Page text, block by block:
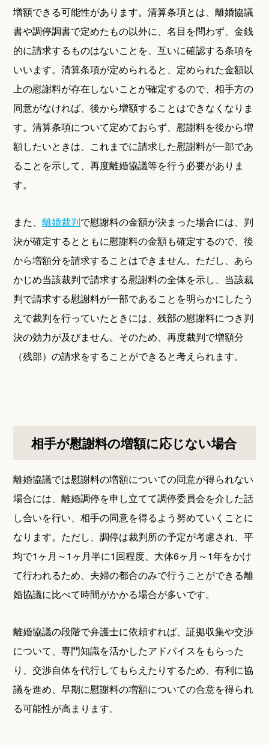
増額できる可能性があります。清算条項とは、離婚協議
書や調停調書で定めたもの以外に、名目を問わず、金銭
的に請求するものはないことを、互いに確認する条項を
いいます。清算条項が定められると、定められた金額以
上の慰謝料が存在しないことが確定するので、相手方の
同意がなければ、後から増額することはできなくなりま
す。清算条項について定めておらず、慰謝料を後から増
額したいときは、これまでに請求した慰謝料が一部であ
ることを示して、再度離婚協議等を行う必要がありま
す。
また、離婚裁判で慰謝料の金額が決まった場合には、判
決が確定するとともに慰謝料の金額も確定するので、後
から増額分を請求することはできません。ただし、あら
かじめ当該裁判で請求する慰謝料の全体を示し、当該裁
判で請求する慰謝料が一部であることを明らかにしたう
えで裁判を行っていたときには、残部の慰謝料につき判
決の効力が及びません。そのため、再度裁判で増額分
（残部）の請求をすることができると考えられます。
相手が慰謝料の増額に応じない場合
離婚協議では慰謝料の増額についての同意が得られない
場合には、離婚調停を申し立てて調停委員会を介した話
し合いを行い、相手の同意を得るよう努めていくことに
なります。ただし、調停は裁判所の予定が考慮され、平
均で1ヶ月～1ヶ月半に1回程度、大体6ヶ月～1年をかけ
て行われるため、夫婦の都合のみで行うことができる離
婚協議に比べて時間がかかる場合が多いです。
離婚協議の段階で弁護士に依頼すれば、証拠収集や交渉
について、専門知識を活かしたアドバイスをもらった
り、交渉自体を代行してもらえたりするため、有利に協
議を進め、早期に慰謝料の増額についての合意を得られ
る可能性が高まります。